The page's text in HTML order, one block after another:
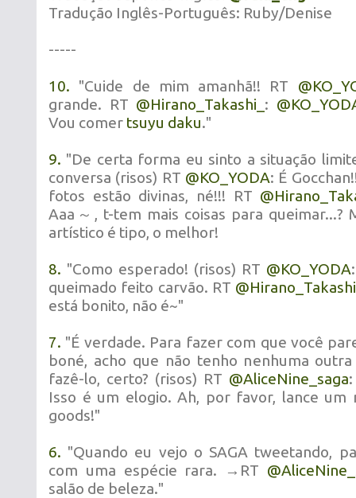
Tradução Inglês-Português: Ruby/Denise
-----
10. "Cuide de mim amanhã!! RT @
grande. RT @Hirano_Takashi_ : @
Vou comer tsuyu daku."
9. "De certa forma eu sinto a situação
conversa (risos) RT @KO_YODA: É
fotos estão divinas, né!!! RT @
Aaa～, t-tem mais coisas para queimar...?
artístico é tipo, o melhor!
8. "Como esperado! (risos) RT @KO_YODA
queimado feito carvão. RT @
está bonito, não é~"
7. "É verdade. Para fazer com que você
boné, acho que não tenho nenhuma
fazê-lo, certo? (risos) RT @AliceNine_saga
Isso é um elogio. Ah, por favor, lance um
goods!"
6. "Quando eu vejo o SAGA tweetando,
com uma espécie rara. →RT @
salão de beleza."